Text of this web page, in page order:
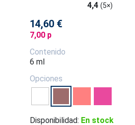
4,4 (5×)
14,60 €
7,00 p
Contenido
6 ml
Opciones
Disponibilidad: En stock